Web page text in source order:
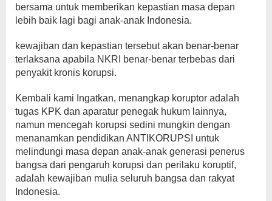
bersama untuk memberikan kepastian masa depan
lebih baik lagi bagi anak-anak Indonesia.
kewajiban dan kepastian tersebut akan benar-benar
terlaksana apabila NKRI benar-benar terbebas dari
penyakit kronis korupsi.
Kembali kami Ingatkan, menangkap koruptor adalah
tugas KPK dan aparatur penegak hukum lainnya,
namun mencegah korupsi sedini mungkin dengan
menanamkan pendidikan ANTIKORUPSI untuk
melindungi masa depan anak-anak generasi penerus
bangsa dari pengaruh korupsi dan perilaku koruptif,
adalah kewajiban mulia seluruh bangsa dan rakyat
Indonesia.